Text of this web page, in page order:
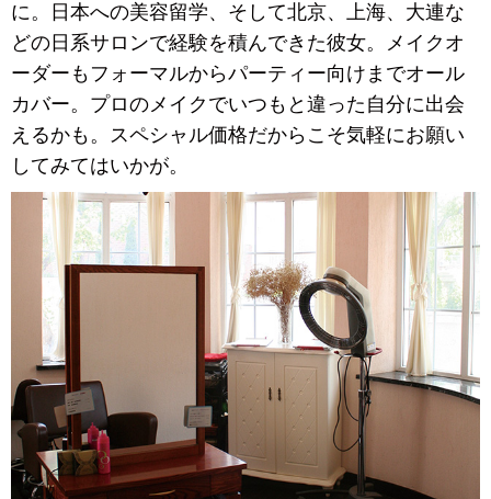
に。日本への美容留学、そして北京、上海、大連な
どの日系サロンで経験を積んできた彼女。メイクオ
ーダーもフォーマルからパーティー向けまでオール
カバー。プロのメイクでいつもと違った自分に出会
えるかも。スペシャル価格だからこそ気軽にお願い
してみてはいかが。